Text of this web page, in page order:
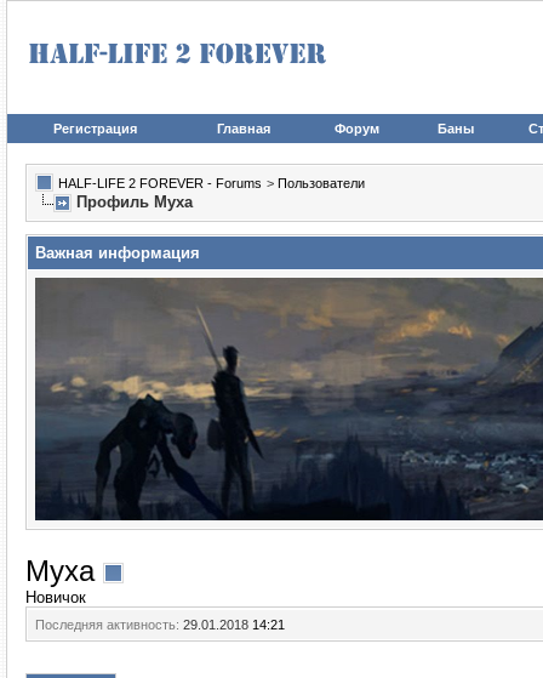
Регистрация Главная Форум Баны
HALF-LIFE 2 FOREVER - Forums > Пользователи
Профиль Myxa
Важная информация
Myxa
Новичок
Последняя активность: 29.01.2018 14:21